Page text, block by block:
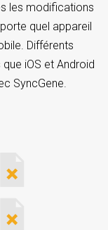
les modifications
quel appareil
Différents
iOS et Android
SyncGene.